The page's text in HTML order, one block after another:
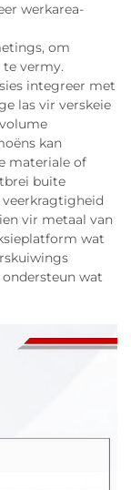
werkarea-
om
vermy.
integreer met
las vir verskeie
kan
materiale of
buite
vir metaal van
wat
wat